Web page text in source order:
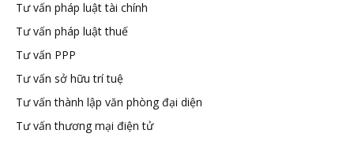
Tư vấn pháp luật tài chính
Tư vấn pháp luật thuế
Tư vấn PPP
Tư vấn sở hữu trí tuệ
Tư vấn thành lập văn phòng đại diện
Tư vấn thương mại điện tử